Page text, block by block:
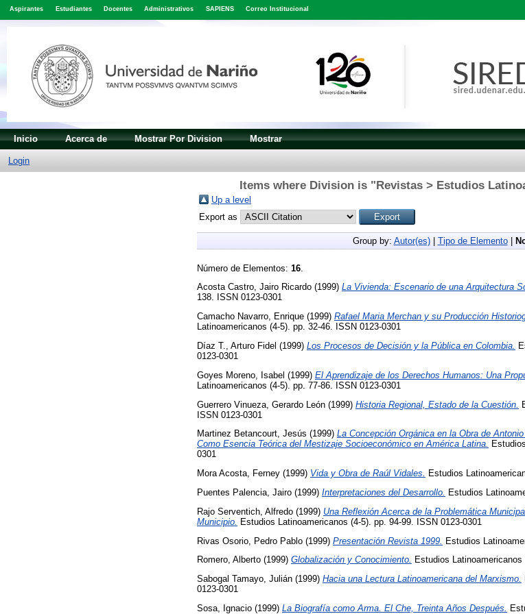
Aspirantes Estudiantes Docentes Administrativos SAPIENS Correo Institucional
Inicio Acerca de Mostrar Por Division Mostrar
Login
Items where Division is "Revistas > Estudios
Up a level
Export as
Group by: Autor(es)| Tipo de Elemento|
Número de Elementos: 16
Acosta Castro, Jairo Ricardo (1999) La Vivienda: Escenario de una Arquitectura
138. ISSN 0123-0301
Camacho Navarro, Enrique (1999) Rafael Maria Merchan y su Producción
Latinoamericanos (4-5). pp. 32-46. ISSN 0123-0301
Díaz T., Arturo Fidel (1999) Los Procesos de Decisión y la Pública en Colombia.
0123-0301
Goyes Moreno, Isabel (1999) El Aprendizaje de los Derechos Humanos: Una
Latinoamericanos (4-5). pp. 77-86. ISSN 0123-0301
Guerrero Vinueza, Gerardo León (1999) Historia Regional, Estado de la Cuestión.
ISSN 0123-0301
Martinez Betancourt, Jesús (1999) La Concepción Orgánica en la Obra de
Como Esencia Teórica del Mestizaje Socioeconómico en América Latina.
0301
Mora Acosta, Ferney (1999) Vida y Obra de Raúl Vidales. Estudios
Puentes Palencia, Jairo (1999) Interpretaciones del Desarrollo. Estudios
Rajo Serventich, Alfredo (1999) Una Reflexión Acerca de la Problemática
Municipio.
Estudios Latinoamericanos (4-5). pp. 94-99. ISSN 0123-0301
Rivas Osorio, Pedro Pablo (1999) Presentación Revista 1999. Estudios
Romero, Alberto (1999) Globalización y Conocimiento. Estudios
Sabogal Tamayo, Julián (1999) Hacia una Lectura Latinoamericana del Marxismo.
0123-0301
Sosa, Ignacio (1999) La Biografía como Arma. El Che, Treinta Años Después.